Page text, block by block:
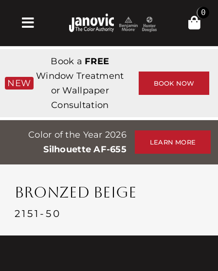
Toggle
Navigation
Products & Services
Магазин
Professionals
Stores
События
Связаться с
0
NEW
Book a FREE
Window Treatment
or Wallpaper
Consultation
BOOK NOW
Color of the Year 2026
Silhouette AF-655
LEARN MORE
BRONZED BEIGE
2151-50